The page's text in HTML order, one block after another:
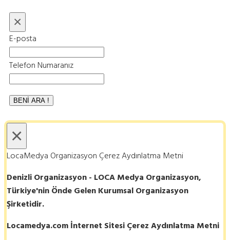
×
E-posta
Telefon Numaranız
×
LocaMedya Organizasyon Çerez Aydınlatma Metni
Denizli Organizasyon - LOCA Medya Organizasyon,
Türkiye'nin Önde Gelen Kurumsal Organizasyon
Şirketidir.
Locamedya.com İnternet Sitesi Çerez Aydınlatma Metni